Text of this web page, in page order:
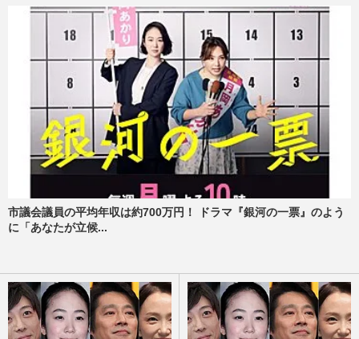
市議会議員の平均年収は約700万円！ ドラマ『銀河の一票』のよう
に「あなたが立候...